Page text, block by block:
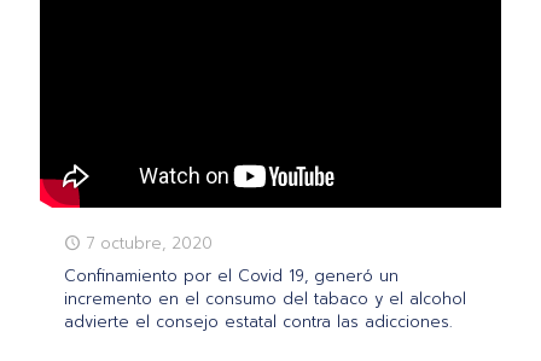
7 octubre, 2020
Confinamiento por el Covid 19, generó un
incremento en el consumo del tabaco y el alcohol
advierte el consejo estatal contra las adicciones.